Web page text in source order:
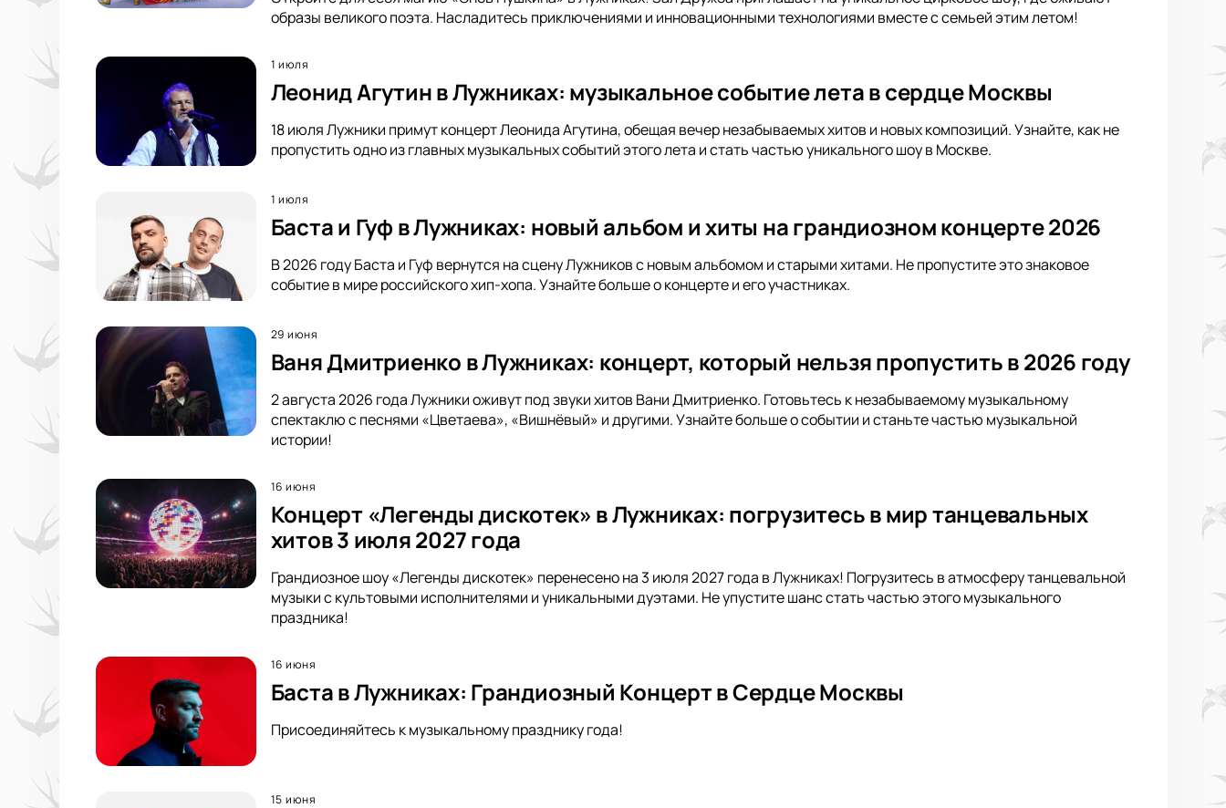
образы великого поэта. Насладитесь приключениями и инновационными технологиями вместе с семьей этим летом!
1 июля
Леонид Агутин в Лужниках: музыкальное событие лета в сердце Москвы
18 июля Лужники примут концерт Леонида Агутина, обещая вечер незабываемых хитов и новых композиций. Узнайте, как не
пропустить одно из главных музыкальных событий этого лета и стать частью уникального шоу в Москве.
1 июля
Баста и Гуф в Лужниках: новый альбом и хиты на грандиозном концерте 2026
В 2026 году Баста и Гуф вернутся на сцену Лужников с новым альбомом и старыми хитами. Не пропустите это знаковое
событие в мире российского хип-хопа. Узнайте больше о концерте и его участниках.
29 июня
Ваня Дмитриенко в Лужниках: концерт, который нельзя пропустить в 2026 году
2 августа 2026 года Лужники оживут под звуки хитов Вани Дмитриенко. Готовьтесь к незабываемому музыкальному
спектаклю с песнями «Цветаева», «Вишнёвый» и другими. Узнайте больше о событии и станьте частью музыкальной
истории!
16 июня
Концерт «Легенды дискотек» в Лужниках: погрузитесь в мир танцевальных
хитов 3 июля 2027 года
Грандиозное шоу «Легенды дискотек» перенесено на 3 июля 2027 года в Лужниках! Погрузитесь в атмосферу танцевальной
музыки с культовыми исполнителями и уникальными дуэтами. Не упустите шанс стать частью этого музыкального
праздника!
16 июня
Баста в Лужниках: Грандиозный Концерт в Сердце Москвы
Присоединяйтесь к музыкальному празднику года!
15 июня